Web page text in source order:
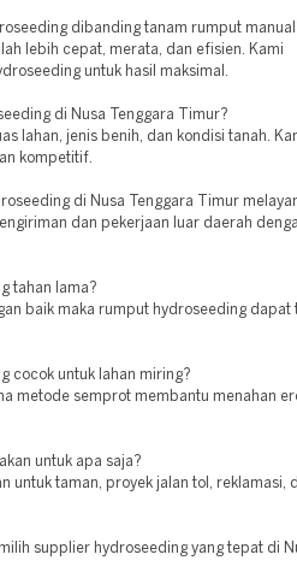
dibanding tanam rumput
lebih cepat, merata, dan efisien. Kami
untuk hasil maksimal.
di Nusa Tenggara Timur?
lahan, jenis benih, dan kondisi tanah.
kompetitif.
di Nusa Tenggara Timur
dan pekerjaan luar daerah
tahan lama?
baik maka rumput hydroseeding dapat
cocok untuk lahan miring?
metode semprot membantu menahan
untuk apa saja?
untuk taman, proyek jalan tol, reklamasi,
supplier hydroseeding yang tepat di